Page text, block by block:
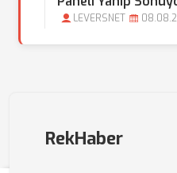
LEVERSNET
RekHaber